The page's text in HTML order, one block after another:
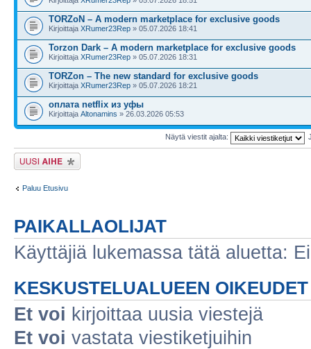
TORZoN – A modern marketplace for exclusive goods
Kirjoittaja XRumer23Rep » 05.07.2026 18:41
Torzon Dark – A modern marketplace for exclusive goods
Kirjoittaja XRumer23Rep » 05.07.2026 18:31
TORZon – The new standard for exclusive goods
Kirjoittaja XRumer23Rep » 05.07.2026 18:21
оплата netflix из уфы
Kirjoittaja Altonamins » 26.03.2026 05:53
Näytä viestit ajalta:
Lähetä uusi viesti
Paluu Etusivu
PAIKALLAOLIJAT
Käyttäjiä lukemassa tätä aluetta:
KESKUSTELUALUEEN OIKEUDET
Et voi kirjoittaa uusia viestejä
Et voi vastata viestiketjuihin